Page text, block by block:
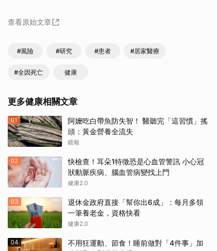
查看原始文章
#風險 #研究 #患者 #居家醫療
#全因死亡 健康
更多健康相關文章
01
阿嬤吃白帶魚防失智！ 醫聽完「這習慣」搖
頭：黃金營養全流失
鏡報
02
快檢查！耳朵1特徵恐是心血管警訊 小心冠
狀動脈疾病、腦血管病變找上門
健康2.0
03
退休金政府直接「幫你出6成」：每月多領
一筆養老金，資格快看
健康2.0
04
不用狂運動、節食！睡前做對「4件事」加